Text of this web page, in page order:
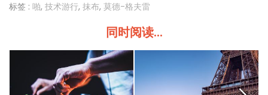
标签 : 啪, 技术游行, 抹布, 莫德-格夫雷
同时阅读...